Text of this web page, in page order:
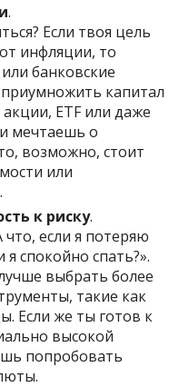
.
Если твоя цель
инфляции, то
банковские
капитал
ETF или даже
мечтаешь о
возможно, стоит
или
к риску.
что, если я потеряю
я спокойно спать?».
выбрать более
такие как
Если же ты готов к
высокой
попробовать